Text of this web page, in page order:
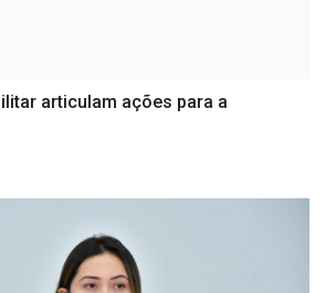
articulam ações para a